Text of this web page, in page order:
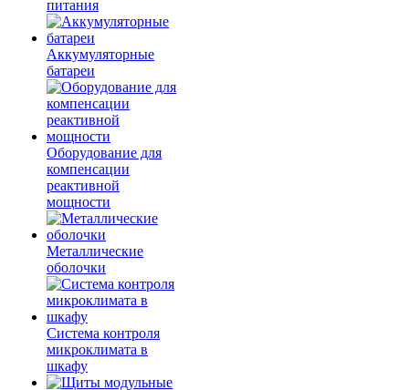
питания
Аккумуляторные
батареи
Оборудование для
компенсации
реактивной
мощности
Металлические
оболочки
Система контроля
микроклимата в
шкафу